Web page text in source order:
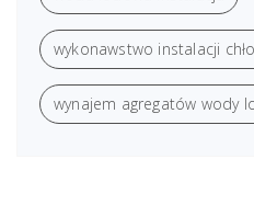
wykonawstwo instalacji
wynajem agregatów wody